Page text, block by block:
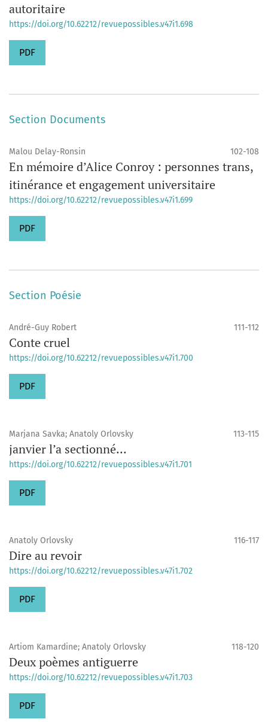
autoritaire
https://doi.org/10.62212/revuepossibles.v47i1.698
PDF
Section Documents
Malou Delay-Ronsin 102-108
En mémoire d’Alice Conroy : personnes trans,
itinérance et engagement universitaire
https://doi.org/10.62212/revuepossibles.v47i1.699
PDF
Section Poésie
André-Guy Robert 111-112
Conte cruel
https://doi.org/10.62212/revuepossibles.v47i1.700
PDF
Marjana Savka; Anatoly Orlovsky 113-115
janvier l’a sectionné...
https://doi.org/10.62212/revuepossibles.v47i1.701
PDF
Anatoly Orlovsky 116-117
Dire au revoir
https://doi.org/10.62212/revuepossibles.v47i1.702
PDF
Artiom Kamardine; Anatoly Orlovsky 118-120
Deux poèmes antiguerre
https://doi.org/10.62212/revuepossibles.v47i1.703
PDF